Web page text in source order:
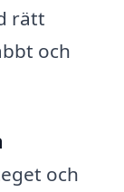
rätt
och
och